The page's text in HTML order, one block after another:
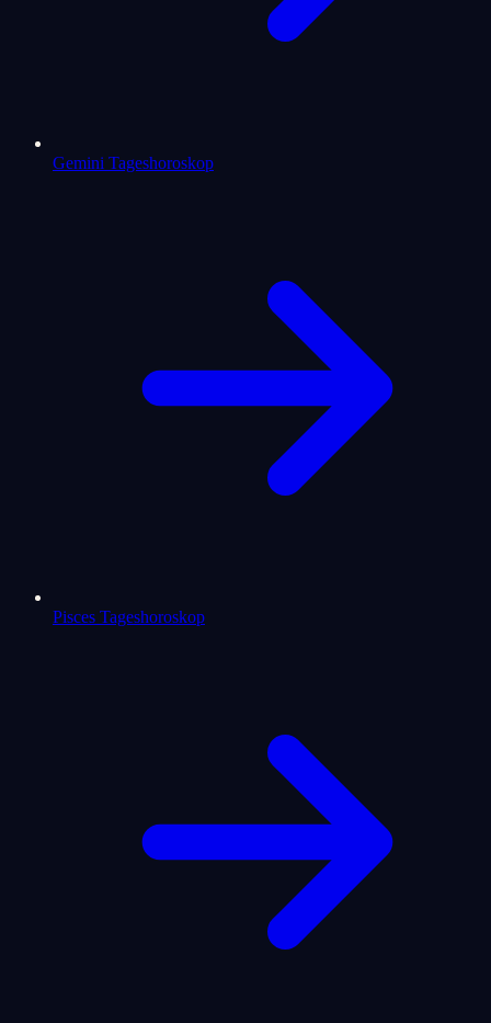
Gemini Tageshoroskop
Pisces Tageshoroskop